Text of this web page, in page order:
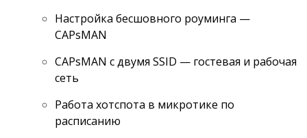
Настройка бесшовного роуминга —
CAPsMAN
CAPsMAN с двумя SSID — гостевая и рабочая
сеть
Работа хотспота в микротике по
расписанию